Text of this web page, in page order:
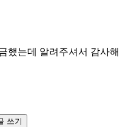
했는데 알려주셔서 감사해
쓰기